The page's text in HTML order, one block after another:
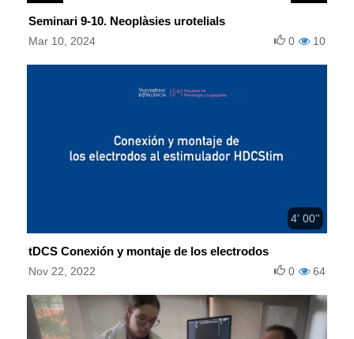
Seminari 9-10. Neoplàsies urotelials
Mar 10, 2024 10
0
4' 00''
tDCS Conexión y montaje de los electrodos
Nov 22, 2022 64
0